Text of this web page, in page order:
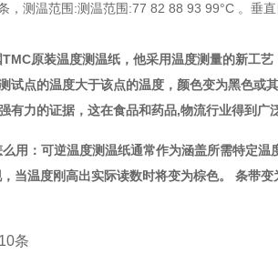
，测温范围:测温范围:77 82 88 93 99°C 。垂
原装温度测温纸，他采用温度测量的新工
试点的温度大于该点的温度，颜色变为黑色或
有力的证据，这在食品和药品,物流行业得到广
用：可逆温度测温纸通常作为涵盖所需特定
当温度刚高出实际读数时将变为棕色。 条带
条